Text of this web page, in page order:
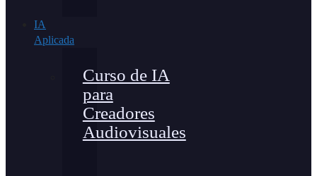
IA
Aplicada
Curso de IA
para
Creadores
Audiovisuales